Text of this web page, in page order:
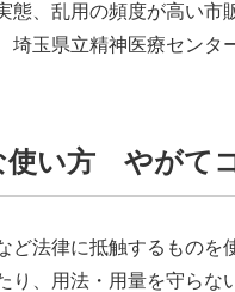
態、乱用の頻度が高い市
埼玉県立精神医療センタ
使い方 やがて
法律に抵触するものを
り、用法・用量を守らな